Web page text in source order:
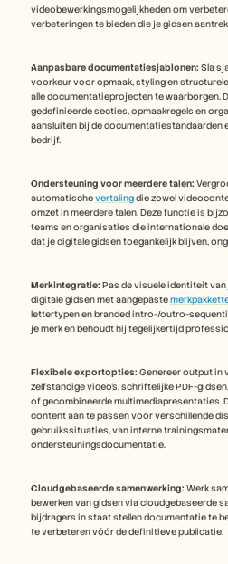
videobewerkingsmogelijkheden om
verbeteringen te bieden die je gidsen
Aanpasbare documentatiesjablonen: Sla
voorkeur voor opmaak, styling en
alle documentatieprojecten te waarborgen.
gedefinieerde secties, opmaakregels en
aansluiten bij de documentatiestandaarden
bedrijf.
Ondersteuning voor meerdere talen:
automatische vertaling die zowel
omzet in meerdere talen. Deze functie is
teams en organisaties die internationale
dat je digitale gidsen toegankelijk blijven,
Merkintegratie: Pas de visuele identiteit
digitale gidsen met aangepaste
lettertypen en branded intro-/outro-
je merk en behoudt hij tegelijkertijd
Flexibele exportopties: Genereer output in
zelfstandige video's, schriftelijke PDF-
of gecombineerde multimediapresentaties.
content aan te passen voor verschillende
gebruikssituaties, van interne
ondersteuningsdocumentatie.
Cloudgebaseerde samenwerking: Werk
bewerken van gidsen via cloudgebaseerde
bijdragers in staat stellen documentatie te
te verbeteren vóór de definitieve publicatie.